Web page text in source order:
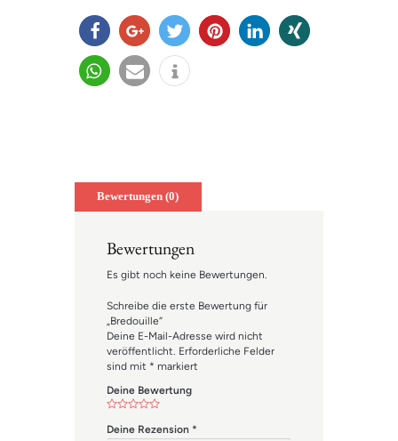
teilen teilen twitter
Bewertungen (0)
Bewertungen
Es gibt noch keine Bewertungen.
Schreibe die erste Bewertung für
„Bredouille“
Deine E-Mail-Adresse wird nicht
veröffentlicht. Erforderliche Felder
sind mit * markiert
Deine Bewertung
Deine Rezension *